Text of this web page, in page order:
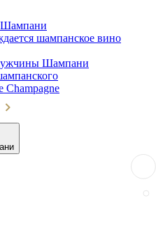
Шампани
шампанское вино
Шампани
Champagne